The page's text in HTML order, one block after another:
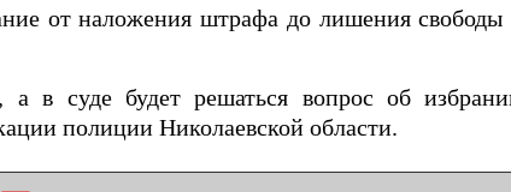
от наложения штрафа до лишения свободы
в суде будет решаться вопрос об
полиции Николаевской области.